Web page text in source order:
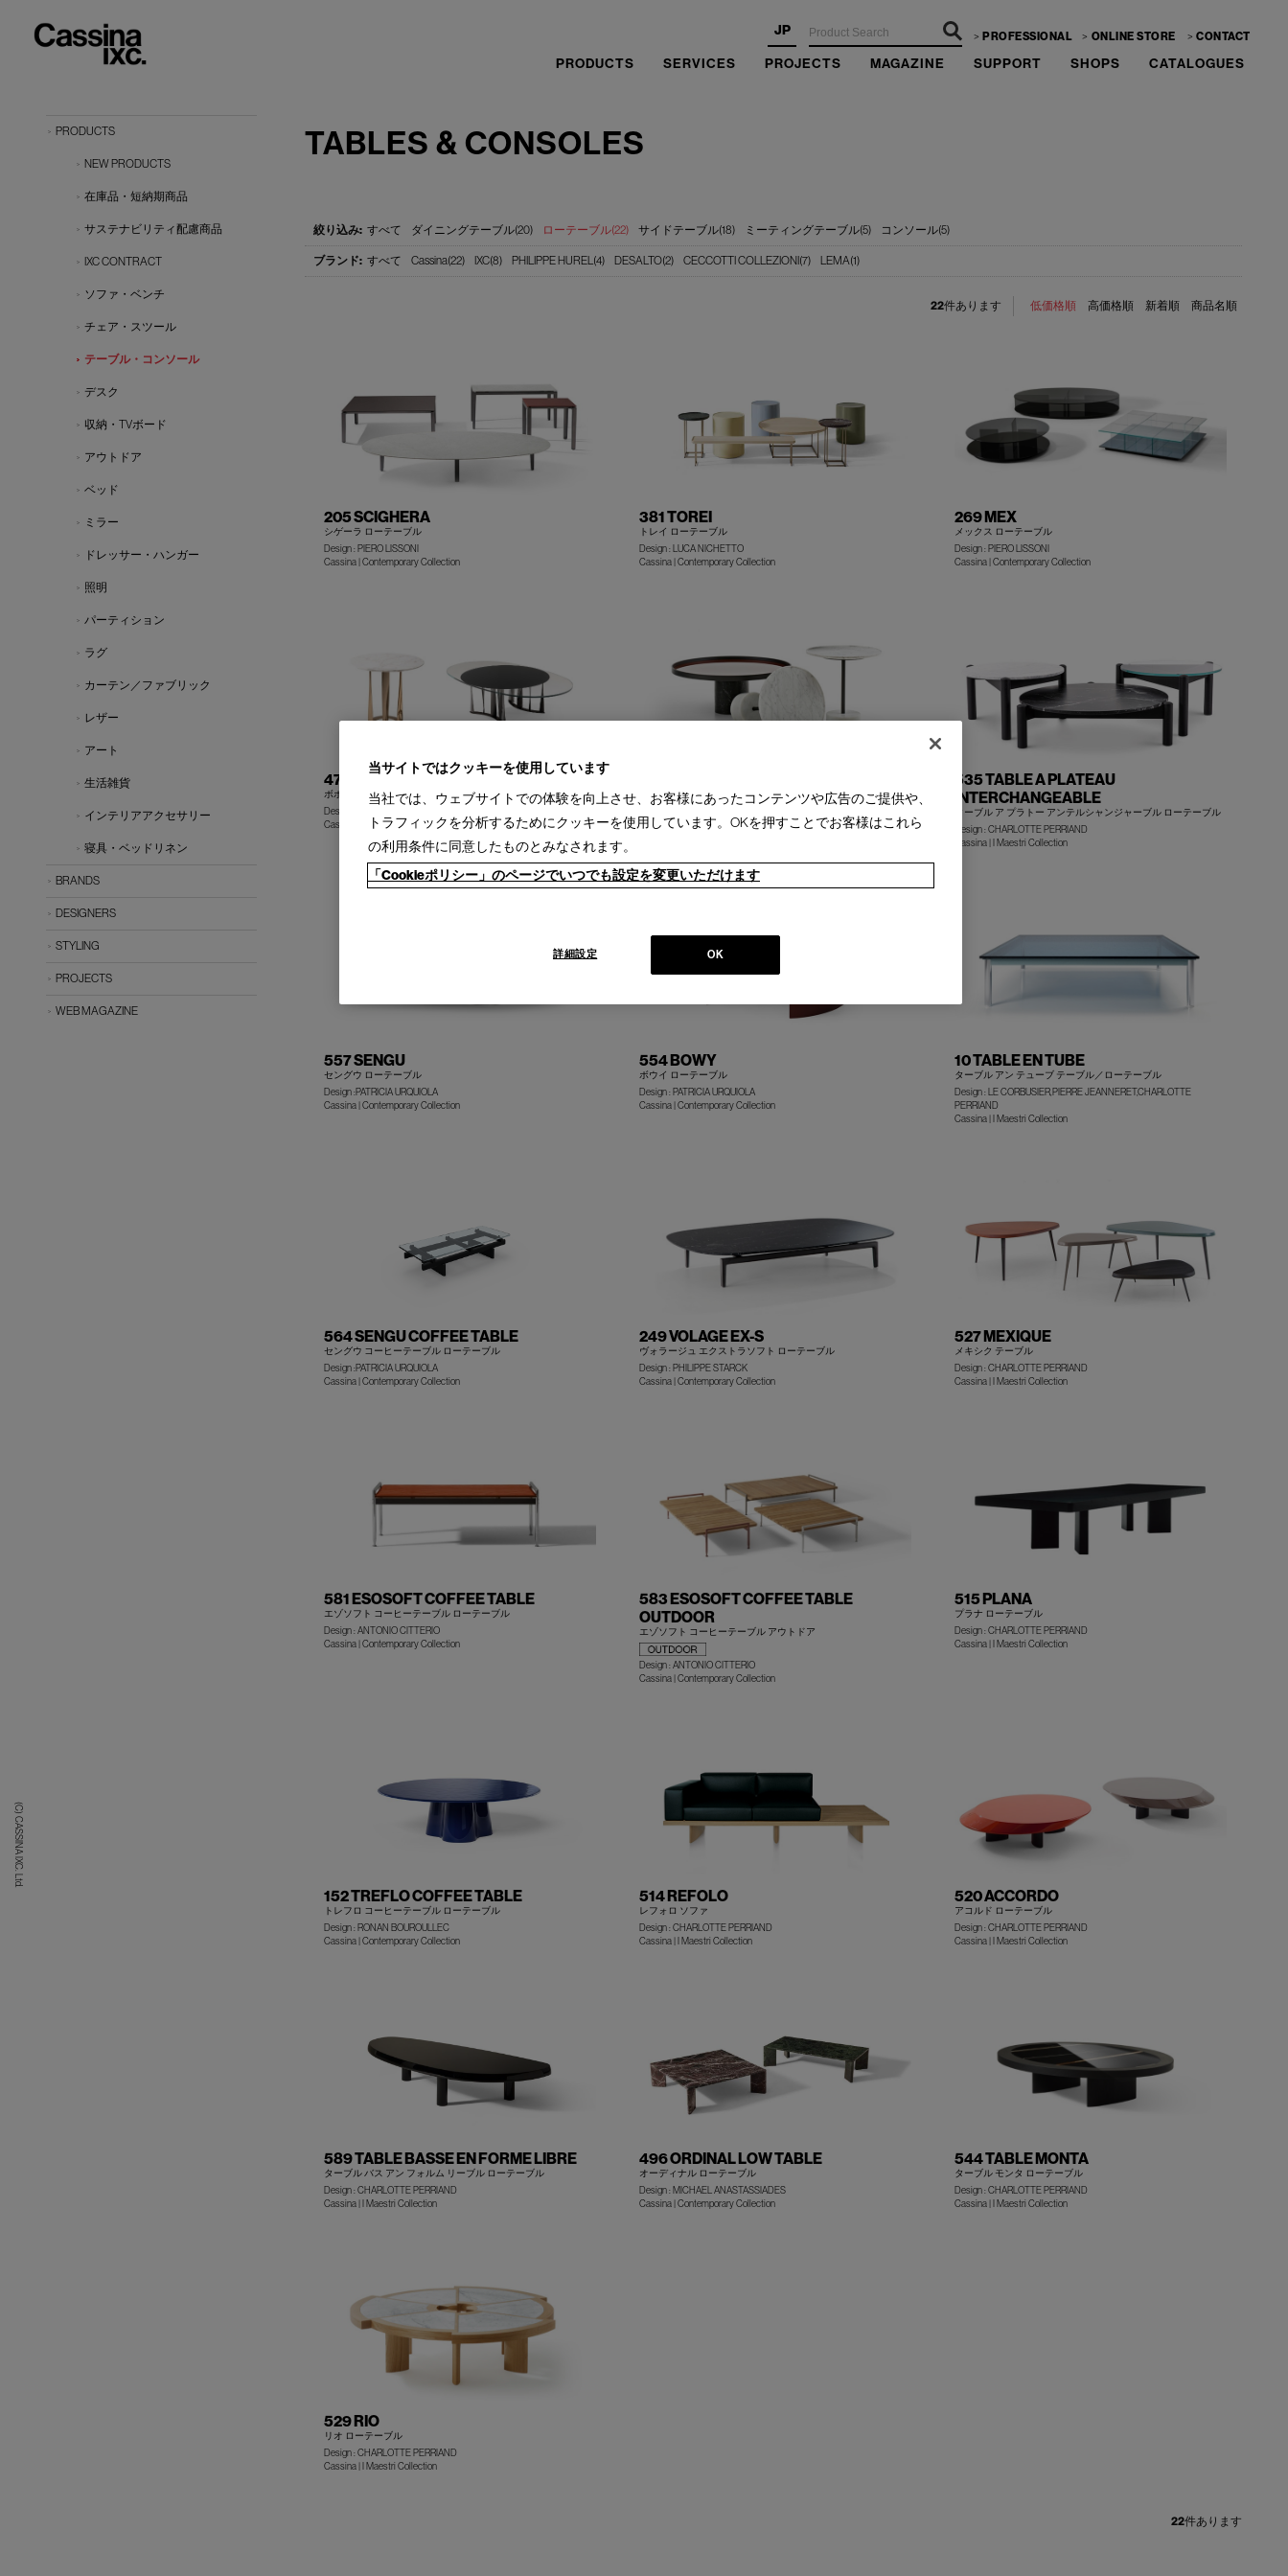
JP PROFESSIONAL ONLINE STORE CONTACT
PRODUCTS SERVICES PROJECTS MAGAZINE SUPPORT SHOPS CATALOGUES
(C) CASSINA IXC. Ltd.
TABLES & CONSOLES
すべて ダイニングテーブル(20) ローテーブル(22) サイドテーブル(18) ミーティングテーブル(5) コンソール(5)
すべて Cassina(22) IXC(8) PHILIPPE HUREL(4) DESALTO(2) CECCOTTI COLLEZIONI(7) LEMA(1)
低価格順 高価格順 新着順 商品名順
22件あります
205 SCIGHERA
シゲーラ ローテーブル
Design : PIERO LISSONI
Cassina | Contemporary Collection
381 TOREI
トレイ ローテーブル
Design : LUCA NICHETTO
Cassina | Contemporary Collection
269 MEX
メックス ローテーブル
Design : PIERO LISSONI
Cassina | Contemporary Collection
476 BOBOLI
ボボリ テーブル／コンソール
Design : RODOLFO DORDONI
Cassina | Contemporary Collection
+
ノーヴェ サイドテーブル/ローテーブル
Cassina | Contemporary Collection
535 TABLE A PLATEAU
INTERCHANGEABLE
ターブル ア プラトー アンテルシャンジャーブル ローテーブル
Design : CHARLOTTE PERRIAND
Cassina | I Maestri Collection
557 SENGU
セングウ ローテーブル
Design :PATRICIA URQUIOLA
Cassina | Contemporary Collection
554 BOWY
ボウイ ローテーブル
Design : PATRICIA URQUIOLA
Cassina | Contemporary Collection
10 TABLE EN TUBE
ターブル アン テューブ テーブル／ローテーブル
Design : LE CORBUSIER,PIERRE JEANNERET,CHARLOTTE
PERRIAND
Cassina | I Maestri Collection
564 SENGU COFFEE TABLE
セングウ コーヒーテーブル ローテーブル
Design :PATRICIA URQUIOLA
Cassina | Contemporary Collection
249 VOLAGE EX-S
ヴォラージュ エクストラソフト ローテーブル
Design : PHILIPPE STARCK
Cassina | Contemporary Collection
527 MEXIQUE
メキシク テーブル
Design : CHARLOTTE PERRIAND
Cassina | I Maestri Collection
581 ESOSOFT COFFEE TABLE
エゾソフト コーヒーテーブル ローテーブル
Design : ANTONIO CITTERIO
Cassina | Contemporary Collection
583 ESOSOFT COFFEE TABLE
OUTDOOR
エゾソフト コーヒーテーブル アウトドア
Design : ANTONIO CITTERIO
Cassina | Contemporary Collection
515 PLANA
プラナ ローテーブル
Design : CHARLOTTE PERRIAND
Cassina | I Maestri Collection
152 TREFLO COFFEE TABLE
トレフロ コーヒーテーブル ローテーブル
Design : RONAN BOUROULLEC
Cassina | Contemporary Collection
514 REFOLO
レフォロ ソファ
Design : CHARLOTTE PERRIAND
Cassina | I Maestri Collection
520 ACCORDO
アコルド ローテーブル
Design : CHARLOTTE PERRIAND
Cassina | I Maestri Collection
589 TABLE BASSE EN FORME LIBRE
ターブル バス アン フォルム リーブル ローテーブル
Design : CHARLOTTE PERRIAND
Cassina | I Maestri Collection
496 ORDINAL LOW TABLE
オーディナル ローテーブル
Design : MICHAEL ANASTASSIADES
Cassina | Contemporary Collection
544 TABLE MONTA
ターブル モンタ ローテーブル
Design : CHARLOTTE PERRIAND
Cassina | I Maestri Collection
529 RIO
リオ ローテーブル
Design : CHARLOTTE PERRIAND
Cassina | I Maestri Collection
22件あります
PRODUCTS
NEW PRODUCTS
在庫品・短納期商品
サステナビリティ配慮商品
IXC CONTRACT
ソファ・ベンチ
チェア・スツール
テーブル・コンソール
デスク
収納・TVボード
アウトドア
ベッド
ミラー
ドレッサー・ハンガー
照明
パーティション
ラグ
カーテン／ファブリック
レザー
アート
生活雑貨
インテリアアクセサリー
寝具・ベッドリネン
BRANDS
DESIGNERS
STYLING
PROJECTS
WEB MAGAZINE
当サイトではクッキーを使用しています
当社では、ウェブサイトでの体験を向上させ、お客様にあったコンテンツや広告のご提供や、
トラフィックを分析するためにクッキーを使用しています。OKを押すことでお客様はこれら
の利用条件に同意したものとみなされます。
「Cookieポリシー」のページでいつでも設定を変更いただけます
OK
詳細設定